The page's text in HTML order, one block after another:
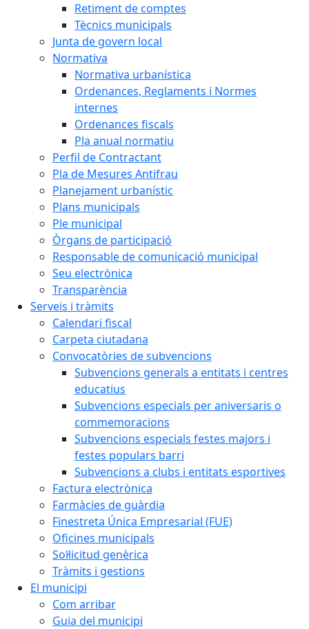
Retiment de comptes
Tècnics municipals
Junta de govern local
Normativa
Normativa urbanística
Ordenances, Reglaments i Normes
internes
Ordenances fiscals
Pla anual normatiu
Perfil de Contractant
Pla de Mesures Antifrau
Planejament urbanístic
Plans municipals
Ple municipal
Òrgans de participació
Responsable de comunicació municipal
Seu electrònica
Transparència
Serveis i tràmits
Calendari fiscal
Carpeta ciutadana
Convocatòries de subvencions
Subvencions generals a entitats i centres
educatius
Subvencions especials per aniversaris o
commemoracions
Subvencions especials festes majors i
festes populars barri
Subvencions a clubs i entitats esportives
Factura electrònica
Farmàcies de guàrdia
Finestreta Única Empresarial (FUE)
Oficines municipals
Sol·licitud genèrica
Tràmits i gestions
El municipi
Com arribar
Guia del municipi